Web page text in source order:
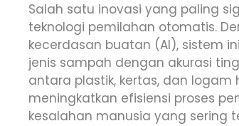
Salah satu inovasi yang paling
teknologi pemilahan otomatis.
kecerdasan buatan (AI), sistem
jenis sampah dengan akurasi
antara plastik, kertas, dan
meningkatkan efisiensi proses
kesalahan manusia yang sering